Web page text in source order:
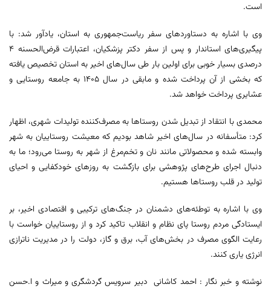
است.
وی با اشاره به دستاوردهای سفر ریاست‌جمهوری به استان، یادآور شد: با
پیگیری‌های استاندار و پس از سفر دکتر پزشکیان، اعتبارات قرض‌الحسنه 4
درصدی بسیار خوبی برای اولین بار طی سال‌های اخیر به استان تخصیص یافته
که بخشی از آن پرداخت شده و مابقی در سال 1405 به جامعه روستایی و
عشایری پرداخت خواهد شد.
محمدی با انتقاد از تبدیل شدن روستاها به مصرف‌کننده تولیدات شهری، اظهار
کرد: متأسفانه در سال‌های اخیر شاهد بودیم که معیشت روستاییان به شهر
وابسته شده و محصولاتی مانند نان و تخم‌مرغ از شهر به روستا می‌رود؛ ما به
دنبال اجرای طرح‌های پژوهشی برای بازگشت به روزهای خودکفایی و احیای
تولید در قلب روستاها هستیم.
وی با اشاره به توطئه‌های دشمنان در جنگ‌های ترکیبی و اقتصادی اخیر، بر
ایستادگی مردم روستا پای نظام و انقلاب تاکید کرد و از روستاییان خواست با
رعایت الگوی مصرف در بخش‌های آب، برق و گاز، دولت را در مدیریت ناترازی
انرژی یاری کنند.
نوشته و خبر نگار : احمد کاشانی دبیر سرویس گردشگری و میراث و ا.حسن